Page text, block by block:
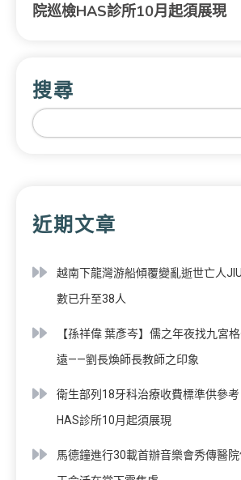
院巡檢HAS診所10月起須展現
搜尋
近期文章
越南下龍灣游船傾覆變亂逝世亡人
數已升至38人
【孫祥偉 葉彥岑】儒之年夜找九宮
遠——劉長煥師長教師之印象
衛生部列18牙科治療收費標準供參
HAS診所10月起須展現
馬德鐘進行30載首辦音樂會秀傳醫